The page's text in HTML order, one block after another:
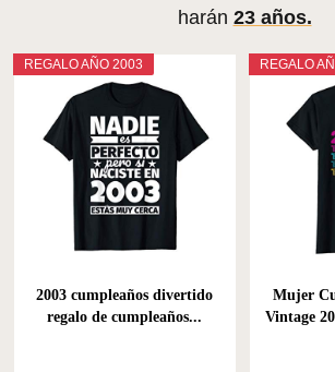
harán 23 años.
REGALO AÑO 2003
2003 cumpleaños divertido
regalo de cumpleaños...
REGALO
Mujer
Vintage